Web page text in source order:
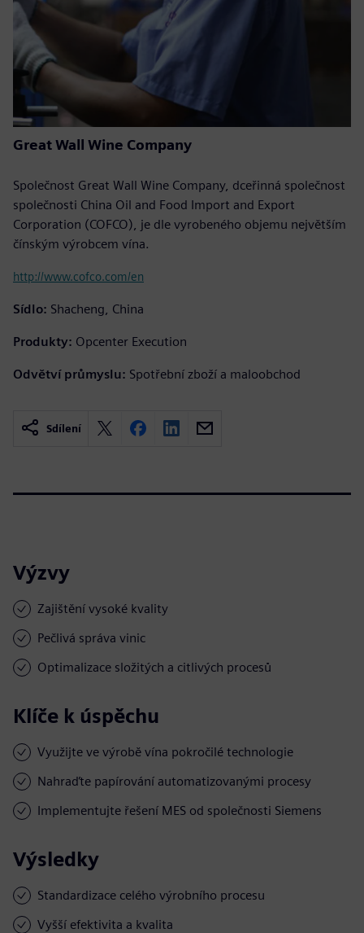
Great Wall Wine Company
Společnost Great Wall Wine Company, dceřinná společnost
společnosti China Oil and Food Import and Export
Corporation (COFCO), je dle vyrobeného objemu největším
čínským výrobcem vína.
http://www.cofco.com/en
Sídlo: Shacheng, China
Produkty: Opcenter Execution
Odvětví průmyslu: Spotřební zboží a maloobchod
Sdílení
Výzvy
Zajištění vysoké kvality
Pečlivá správa vinic
Optimalizace složitých a citlivých procesů
Klíče k úspěchu
Využijte ve výrobě vína pokročilé technologie
Nahraďte papírování automatizovanými procesy
Implementujte řešení MES od společnosti Siemens
Výsledky
Standardizace celého výrobního procesu
Vyšší efektivita a kvalita